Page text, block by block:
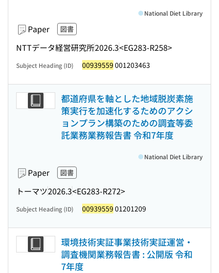
Paper 図書
NTTデータ経営研究所2026.3<EG283-R258>
National Diet Library
Subject Heading (ID) 00939559 001203463
都道府県を軸とした地域脱炭素施
策実行を加速化するためのアクシ
ョンプラン構築のための調査等委
託業務業務報告書 令和7年度
Paper 図書
トーマツ2026.3<EG283-R272>
National Diet Library
Subject Heading (ID) 00939559 01201209
環境技術実証事業技術実証運営・
調査機関業務報告書 : 公開版 令和
7年度